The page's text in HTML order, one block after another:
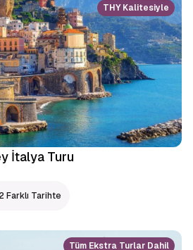
THY Kalitesiyle
İtalya Turu
2 Farklı Tarihte
Tüm Ekstra Turlar Dahil